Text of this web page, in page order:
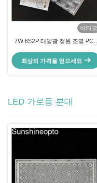
비디오
7W 6S2P 태양광 정원 조명 PCB
최상의 가격을 얻으세요
LED 가로등 분대